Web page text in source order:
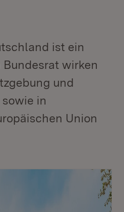
ist ein
wirken
und
in
Union